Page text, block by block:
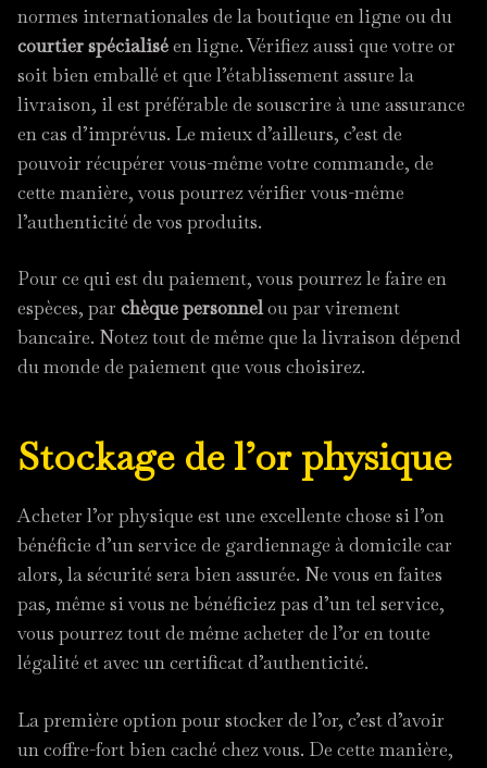
normes internationales de la boutique en ligne ou du
courtier spécialiséen ligne. Vérifiez aussi que votre or
soit bien emballé et que l’établissement assure la
livraison, il est préférable de souscrire à une assurance
en cas d’imprévus. Le mieux d’ailleurs, c’est de
pouvoir récupérer vous-même votre commande, de
cette manière, vous pourrez vérifier vous-même
l’authenticité de vos produits.
Pour ce qui est du paiement, vous pourrez le faire en
espèces, par chèque personnelou par virement
bancaire. Notez tout de même que la livraison dépend
du monde de paiement que vous choisirez.
Stockage de l’or physique
Acheter l’or physique est une excellente chose si l’on
bénéficie d’un service de gardiennage à domicile car
alors, la sécurité sera bien assurée. Ne vous en faites
pas, même si vous ne bénéficiez pas d’un tel service,
vous pourrez tout de même acheter de l’or en toute
légalité et avec un certificat d’authenticité.
La première option pour stocker de l’or, c’est d’avoir
un coffre-fort bien caché chez vous. De cette manière,